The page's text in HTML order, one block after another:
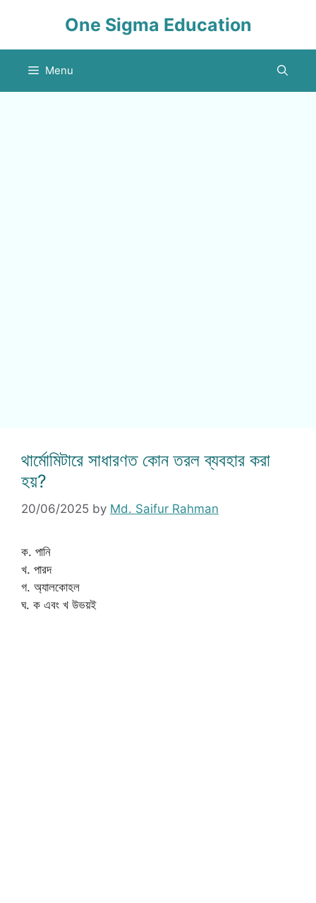
One Sigma Education
Menu
থার্মোমিটারে সাধারণত কোন তরল ব্যবহার করা
হয়?
20/06/2025 by Md. Saifur Rahman
ক. পানি
খ. পারদ
গ. অ্যালকোহল
ঘ. ক এবং খ উভয়ই